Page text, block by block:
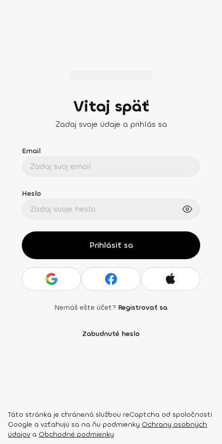
Vitaj späť
Zadaj svoje údaje a prihlás sa
Email
Heslo
Prihlásiť sa
Nemáš ešte účet? Registrovať sa
Zabudnuté heslo
Táto stránka je chránená službou reCaptcha od spoločnosti
Google a vzťahujú sa na ňu podmienky Ochrany osobných
údajov a Obchodné podmienky